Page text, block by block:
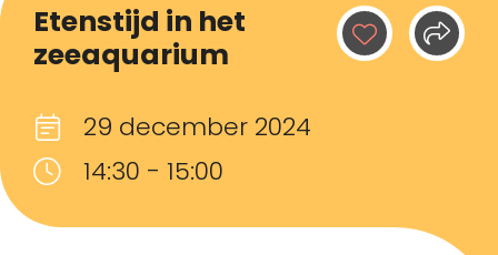
Etenstijd in het
zeeaquarium
29 december 2024
14:30 - 15:00